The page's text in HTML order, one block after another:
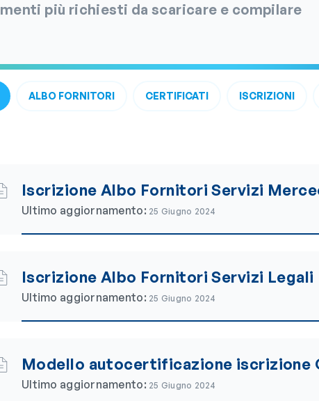
più richiesti da scaricare e compilare
ALBO FORNITORI CERTIFICATI ISCRIZIONI
Iscrizione Albo Fornitori Servizi
Ultimo aggiornamento: 25 Giugno 2024
Iscrizione Albo Fornitori Servizi Legali
Ultimo aggiornamento: 25 Giugno 2024
Modello autocertificazione iscrizione
Ultimo aggiornamento: 25 Giugno 2024